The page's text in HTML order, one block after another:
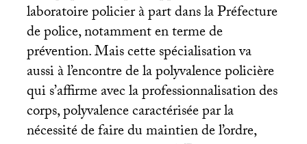
laboratoire policier à part dans la Préfecture
de police, notamment en terme de
prévention. Mais cette spécialisation va
aussi à l’encontre de la polyvalence policière
qui s’affirme avec la professionnalisation des
corps, polyvalence caractérisée par la
nécessité de faire du maintien de l’ordre,